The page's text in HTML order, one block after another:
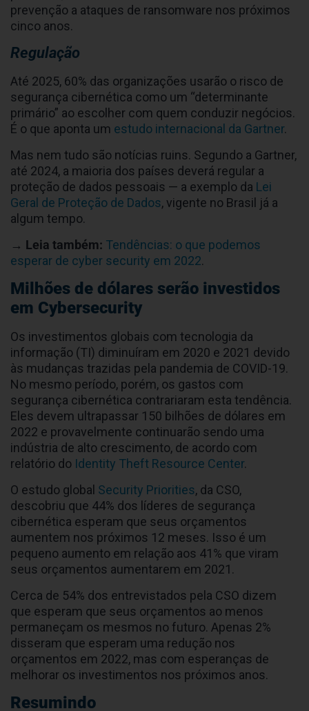
prevenção a ataques de ransomware nos próximos
cinco anos.
Regulação
Até 2025, 60% das organizações usarão o risco de
segurança cibernética como um “determinante
primário” ao escolher com quem conduzir negócios.
É o que aponta um estudo internacional da Gartner.
Mas nem tudo são notícias ruins. Segundo a Gartner,
até 2024, a maioria dos países deverá regular a
proteção de dados pessoais — a exemplo da Lei
Geral de Proteção de Dados, vigente no Brasil já a
algum tempo.
→ Leia também: Tendências: o que podemos
esperar de cyber security em 2022.
Milhões de dólares serão investidos
em Cybersecurity
Os investimentos globais com tecnologia da
informação (TI) diminuíram em 2020 e 2021 devido
às mudanças trazidas pela pandemia de COVID-19.
No mesmo período, porém, os gastos com
segurança cibernética contrariaram esta tendência.
Eles devem ultrapassar 150 bilhões de dólares em
2022 e provavelmente continuarão sendo uma
indústria de alto crescimento, de acordo com
relatório do Identity Theft Resource Center.
O estudo global Security Priorities, da CSO,
descobriu que 44% dos líderes de segurança
cibernética esperam que seus orçamentos
aumentem nos próximos 12 meses. Isso é um
pequeno aumento em relação aos 41% que viram
seus orçamentos aumentarem em 2021.
Cerca de 54% dos entrevistados pela CSO dizem
que esperam que seus orçamentos ao menos
permaneçam os mesmos no futuro. Apenas 2%
disseram que esperam uma redução nos
orçamentos em 2022, mas com esperanças de
melhorar os investimentos nos próximos anos.
Resumindo